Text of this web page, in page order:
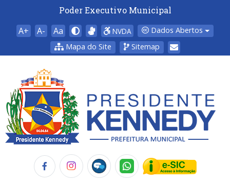
Poder Executivo Municipal
A+ A- Aa NVDA
Dados Abertos
Mapa do Site
Sitemap